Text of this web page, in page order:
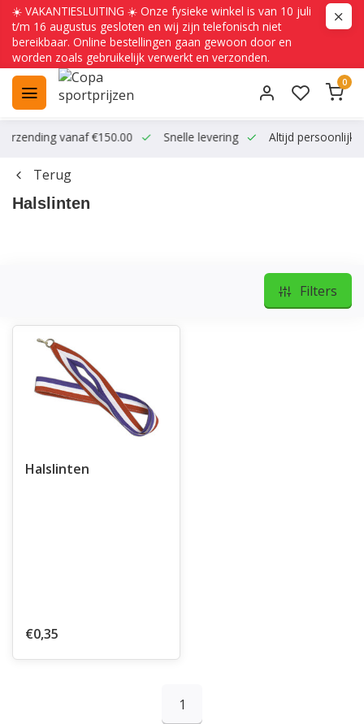
☀️ VAKANTIESLUITING ☀️ Onze fysieke winkel is van 10 juli
t/m 16 augustus gesloten en wij zijn telefonisch niet
bereikbaar. Online bestellingen gaan gewoon door en
worden zoals gebruikelijk verwerkt en verzonden.
0
vanaf €150.00 Snelle levering Altijd persoonlijk
Terug
Halslinten
Filters
Halslinten
€0,35
1